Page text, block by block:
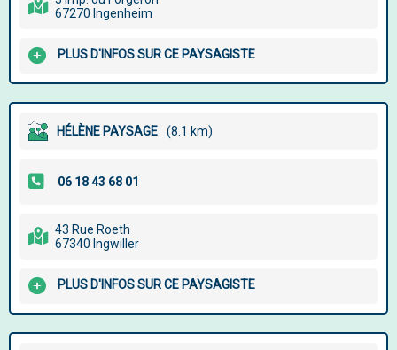
67270 Ingenheim
PLUS D'INFOS SUR CE PAYSAGISTE
HÉLÈNE PAYSAGE (8.1 km)
43 Rue Roeth
67340 Ingwiller
PLUS D'INFOS SUR CE PAYSAGISTE